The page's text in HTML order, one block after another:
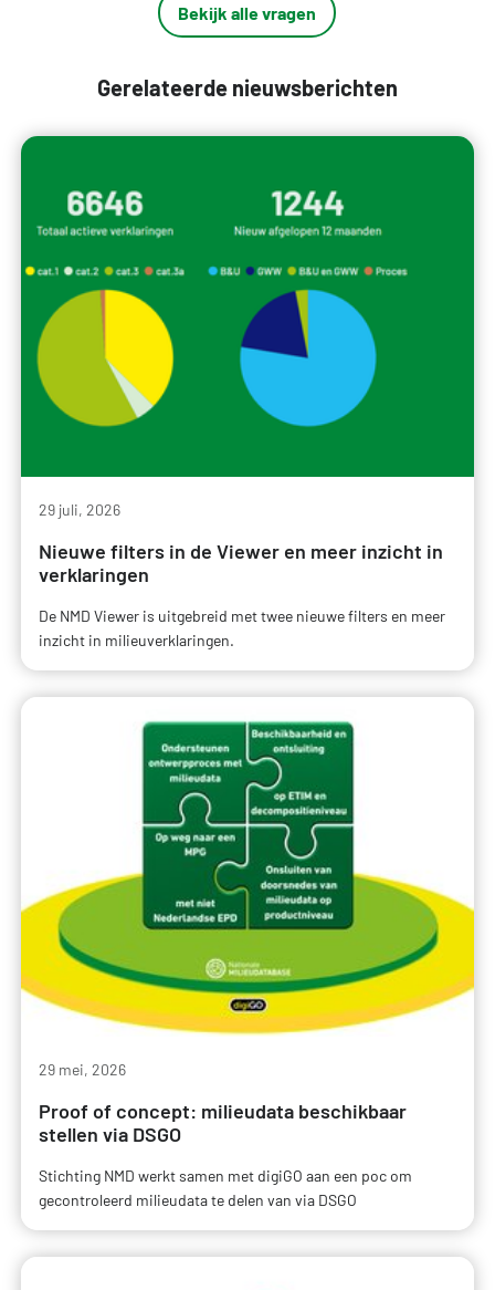
Bekijk alle vragen
Gerelateerde nieuwsberichten
29 juli, 2026
Nieuwe filters in de Viewer en meer inzicht in
verklaringen
De NMD Viewer is uitgebreid met twee nieuwe filters en meer
inzicht in milieuverklaringen.
29 mei, 2026
Proof of concept: milieudata beschikbaar
stellen via DSGO
Stichting NMD werkt samen met digiGO aan een poc om
gecontroleerd milieudata te delen van via DSGO